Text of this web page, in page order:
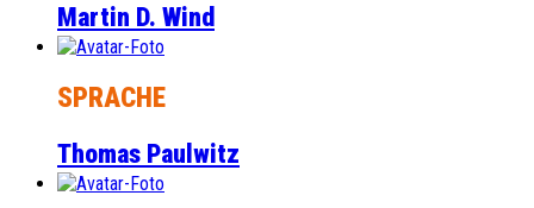
Martin D. Wind
SPRACHE
Thomas Paulwitz